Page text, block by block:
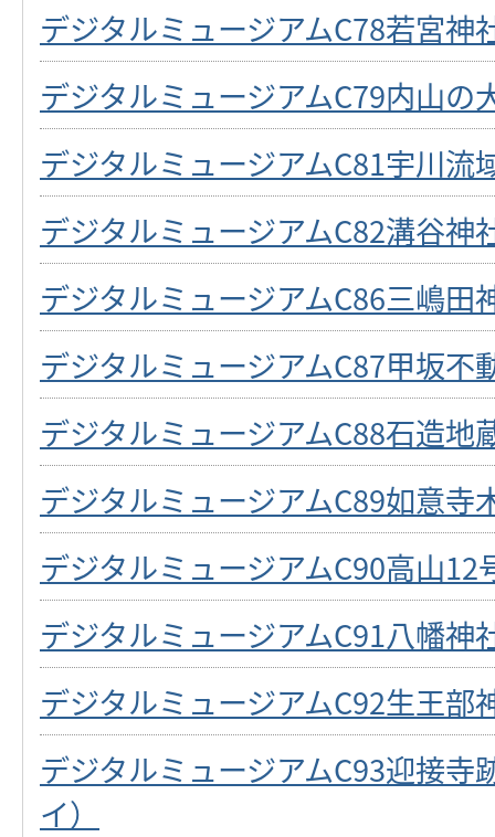
デジタルミュージアムC78若宮神
デジタルミュージアムC79内山の
デジタルミュージアムC81宇川流
デジタルミュージアムC82溝谷神
デジタルミュージアムC86三嶋田
デジタルミュージアムC87甲坂不
デジタルミュージアムC88石造地
デジタルミュージアムC89如意寺
デジタルミュージアムC90高山12
デジタルミュージアムC91八幡神
デジタルミュージアムC92生王部
デジタルミュージアムC93迎接寺
イ）